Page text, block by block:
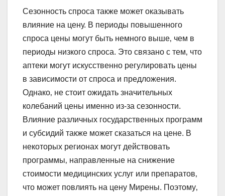
Сезонность спроса также может оказывать
влияние на цену. В периоды повышенного
спроса цены могут быть немного выше‚ чем в
периоды низкого спроса. Это связано с тем‚ что
аптеки могут искусственно регулировать цены
в зависимости от спроса и предложения.
Однако‚ не стоит ожидать значительных
колебаний цены именно из-за сезонности.
Влияние различных государственных программ
и субсидий также может сказаться на цене. В
некоторых регионах могут действовать
программы‚ направленные на снижение
стоимости медицинских услуг или препаратов‚
что может повлиять на цену Мирены. Поэтому‚